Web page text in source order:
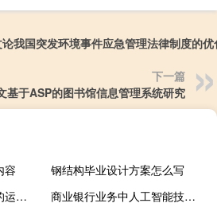
我国突发环境事件应急管理法律制度的优
下一篇
基于ASP的图书馆信息管理系统研究
容
钢结构毕业设计方案怎么写
空间设计中儒家美学观的运用,儒家美学中的生态哲学意识对中国现代设计的启示？
商业银行业务中人工智能技术的运用,目前，人工智能的深入学习技术与银行反欺诈技术进行了比较...